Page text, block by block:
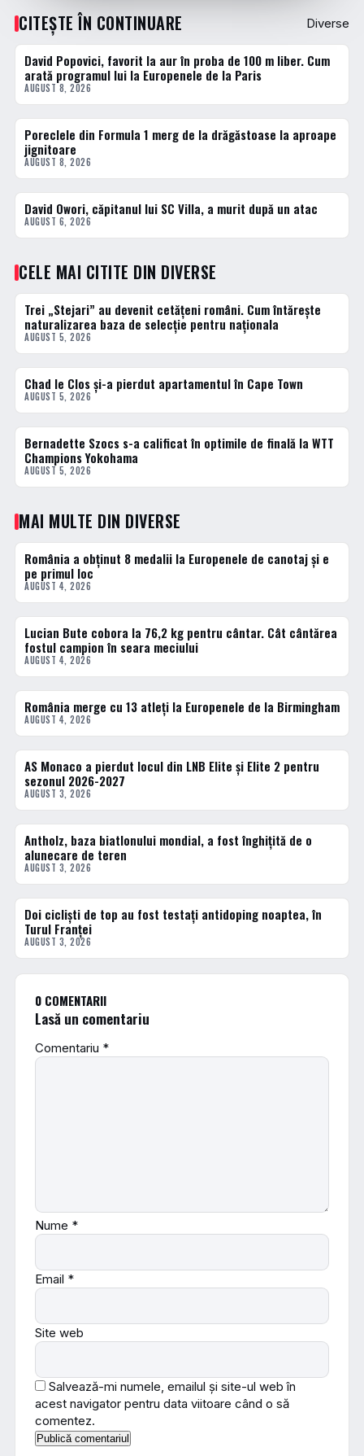
CITEȘTE ÎN CONTINUARE Diverse
DIVERSE
David Popovici, favorit la aur în proba de 100 m liber. Cum
arată programul lui la Europenele de la Paris
AUGUST 8, 2026
DIVERSE
Poreclele din Formula 1 merg de la drăgăstoase la aproape
jignitoare
AUGUST 8, 2026
DIVERSE
David Owori, căpitanul lui SC Villa, a murit după un atac
AUGUST 6, 2026
CELE MAI CITITE DIN DIVERSE
1 · TOP
Trei „Stejari” au devenit cetățeni români. Cum întărește
naturalizarea baza de selecție pentru naționala
AUGUST 5, 2026
2 · TOP
Chad le Clos și-a pierdut apartamentul în Cape Town
AUGUST 5, 2026
3 · TOP
Bernadette Szocs s-a calificat în optimile de finală la WTT
Champions Yokohama
AUGUST 5, 2026
MAI MULTE DIN DIVERSE
DIVERSE
România a obținut 8 medalii la Europenele de canotaj și e
pe primul loc
AUGUST 4, 2026
DIVERSE
Lucian Bute cobora la 76,2 kg pentru cântar. Cât cântărea
fostul campion în seara meciului
AUGUST 4, 2026
DIVERSE
România merge cu 13 atleți la Europenele de la Birmingham
AUGUST 4, 2026
BASCHET
AS Monaco a pierdut locul din LNB Elite și Elite 2 pentru
sezonul 2026-2027
AUGUST 3, 2026
DIVERSE
Antholz, baza biatlonului mondial, a fost înghițită de o
alunecare de teren
AUGUST 3, 2026
DIVERSE
Doi cicliști de top au fost testați antidoping noaptea, în
Turul Franței
AUGUST 3, 2026
0 COMENTARII
Lasă un comentariu
Comentariu *
Nume *
Email *
Site web
Salvează-mi numele, emailul și site-ul web în
acest navigator pentru data viitoare când o să
comentez.